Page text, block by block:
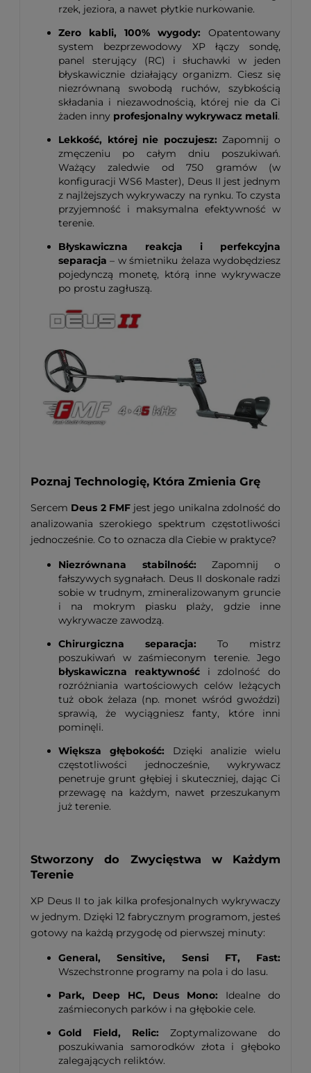
rzek, jeziora, a nawet płytkie nurkowanie.
Zero kabli, 100% wygody: Opatentowany
system bezprzewodowy XP łączy sondę,
panel sterujący (RC) i słuchawki w jeden
błyskawicznie działający organizm. Ciesz się
niezrównaną swobodą ruchów, szybkością
składania i niezawodnością, której nie da Ci
żaden inny profesjonalny wykrywacz metali.
Lekkość, której nie poczujesz: Zapomnij o
zmęczeniu po całym dniu poszukiwań.
Ważący zaledwie od 750 gramów (w
konfiguracji WS6 Master), Deus II jest jednym
z najlżejszych wykrywaczy na rynku. To czysta
przyjemność i maksymalna efektywność w
terenie.
Błyskawiczna reakcja i perfekcyjna
separacja – w śmietniku żelaza wydobędziesz
pojedynczą monetę, którą inne wykrywacze
po prostu zagłuszą.
Poznaj Technologię, Która Zmienia Grę
Sercem Deus 2 FMFjest jego unikalna zdolność do
analizowania szerokiego spektrum częstotliwości
jednocześnie. Co to oznacza dla Ciebie w praktyce?
Niezrównana stabilność: Zapomnij o
fałszywych sygnałach. Deus II doskonale radzi
sobie w trudnym, zmineralizowanym gruncie
i na mokrym piasku plaży, gdzie inne
wykrywacze zawodzą.
Chirurgiczna separacja: To mistrz
poszukiwań w zaśmieconym terenie. Jego
błyskawiczna reaktywnośći zdolność do
rozróżniania wartościowych celów leżących
tuż obok żelaza (np. monet wśród gwoździ)
sprawią, że wyciągniesz fanty, które inni
pominęli.
Większa głębokość: Dzięki analizie wielu
częstotliwości jednocześnie, wykrywacz
penetruje grunt głębiej i skuteczniej, dając Ci
przewagę na każdym, nawet przeszukanym
już terenie.
Stworzony do Zwycięstwa w Każdym
Terenie
XP Deus II to jak kilka profesjonalnych wykrywaczy
w jednym. Dzięki 12 fabrycznym programom, jesteś
gotowy na każdą przygodę od pierwszej minuty:
General, Sensitive, Sensi FT, Fast:
Wszechstronne programy na pola i do lasu.
Park, Deep HC, Deus Mono: Idealne do
zaśmieconych parków i na głębokie cele.
Gold Field, Relic: Zoptymalizowane do
poszukiwania samorodków złota i głęboko
zalegających reliktów.